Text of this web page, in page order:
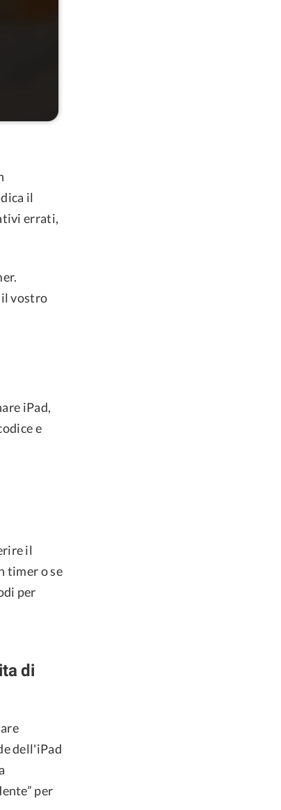
il
errati,
vostro
iPad,
e
il
timer o se
per
di
dell'iPad
per